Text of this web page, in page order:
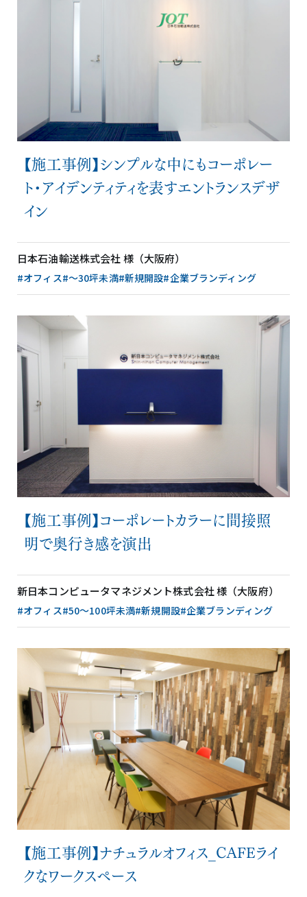
【施工事例】シンプルな中にもコーポレー
ト・アイデンティティを表すエントランスデザ
イン
日本石油輸送株式会社 様（大阪府）
#オフィス#〜30坪未満#新規開設#企業ブランディング
【施工事例】コーポレートカラーに間接照
明で奥行き感を演出
新日本コンピュータマネジメント株式会社 様（大阪府）
#オフィス#50〜100坪未満#新規開設#企業ブランディング
【施工事例】ナチュラルオフィス_CAFEライ
クなワークスペース